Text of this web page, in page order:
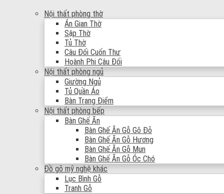
Nội thất phòng thờ
Án Gian Thờ
Sập Thờ
Tủ Thờ
Câu Đối Cuốn Thư
Hoành Phi Câu Đối
Nội thất phòng ngủ
Giường Ngủ
Tủ Quần Áo
Bàn Trang Điểm
Nội thất phòng bếp
Bàn Ghế Ăn
Bàn Ghế Ăn Gỗ Gõ Đỏ
Bàn Ghế Ăn Gỗ Hương
Bàn Ghế Ăn Gỗ Mun
Bàn Ghế Ăn Gỗ Óc Chó
Đồ gõ mỹ nghệ khác
Lục Bình Gỗ
Tranh Gỗ